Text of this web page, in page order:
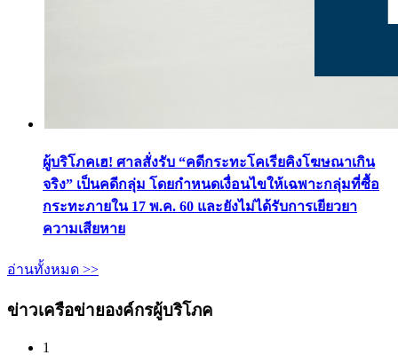
ผู้บริโภคเฮ! ศาลสั่งรับ “คดีกระทะโคเรียคิงโฆษณาเกิน
จริง” เป็นคดีกลุ่ม โดยกำหนดเงื่อนไขให้เฉพาะกลุ่มที่ซื้อ
กระทะภายใน 17 พ.ค. 60 และยังไม่ได้รับการเยียวยา
ความเสียหาย
อ่านทั้งหมด >>
ข่าวเครือข่ายองค์กรผู้บริโภค
1